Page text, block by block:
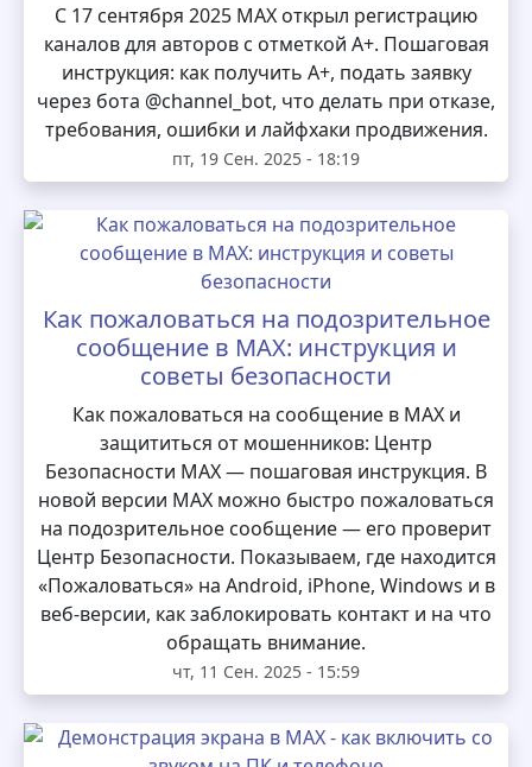
С 17 сентября 2025 MAX открыл регистрацию
каналов для авторов с отметкой А+. Пошаговая
инструкция: как получить А+, подать заявку
через бота @channel_bot, что делать при отказе,
требования, ошибки и лайфхаки продвижения.
пт, 19 Сен. 2025 - 18:19
Как пожаловаться на подозрительное
сообщение в MAX: инструкция и
советы безопасности
Как пожаловаться на сообщение в MAX и
защититься от мошенников: Центр
Безопасности MAX — пошаговая инструкция. В
новой версии MAX можно быстро пожаловаться
на подозрительное сообщение — его проверит
Центр Безопасности. Показываем, где находится
«Пожаловаться» на Android, iPhone, Windows и в
веб-версии, как заблокировать контакт и на что
обращать внимание.
чт, 11 Сен. 2025 - 15:59